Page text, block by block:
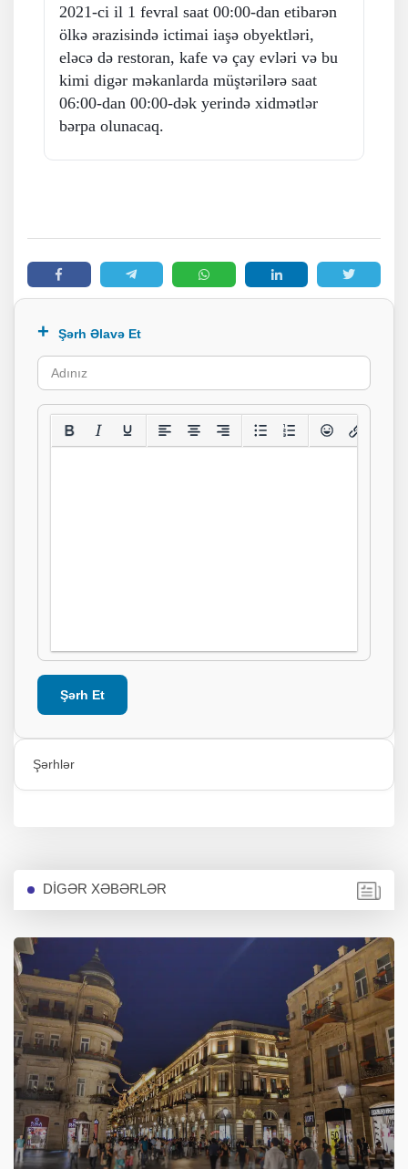
2021-ci il 1 fevral saat 00:00-dan etibarən
ölkə ərazisində ictimai iaşə obyektləri,
eləcə də restoran, kafe və çay evləri və bu
kimi digər məkanlarda müştərilərə saat
06:00-dan 00:00-dək yerində xidmətlər
bərpa olunacaq.
Şərh Əlavə Et
Şərh Et
Şərhlər
DİGƏR XƏBƏRLƏR